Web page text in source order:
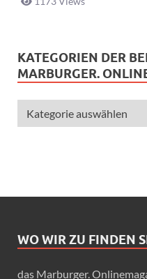
KATEGORIEN DER
MARBURGER.
WO WIR ZU FINDEN
das Marburger.